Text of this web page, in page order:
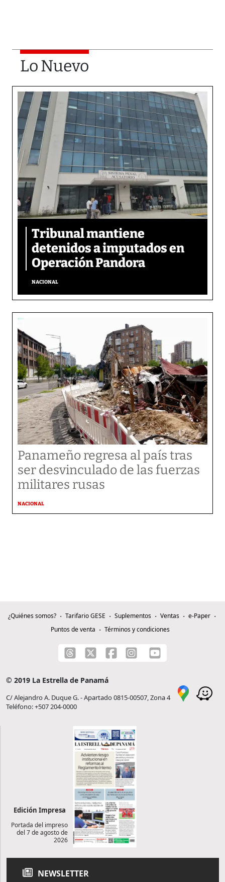
Lo Nuevo
Tribunal mantiene
detenidos a imputados en
Operación Pandora
NACIONAL
Panameño regresa al país tras
ser desvinculado de las fuerzas
militares rusas
NACIONAL
¿Quiénes somos? Tarifario GESE Suplementos Ventas
e-Paper
Puntos de venta
Términos y condiciones
© 2019 La Estrella de Panamá
C/ Alejandro A. Duque G. - Apartado 0815-00507, Zona 4
Teléfono: +507 204-0000
Edición Impresa
Portada del impreso
del 7 de agosto de
2026
NEWSLETTER